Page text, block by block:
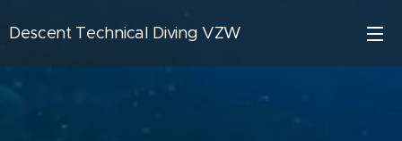
Descent Technical Diving VZW